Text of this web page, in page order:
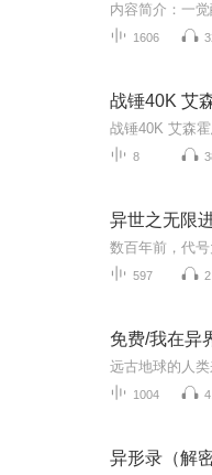
1606
战锤40K 艾
战锤40K 艾森霍
8
异世之无限
597
免费/我在异
1004
异形录（解